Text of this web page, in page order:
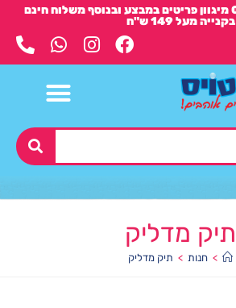
חייגו 03-9368033 מיגוון פריטים במבצע ובנוסף משלוח חינם
בקנייה מעל 149 ש"ח
תיק מדליק
> חנות > תיק מדליק